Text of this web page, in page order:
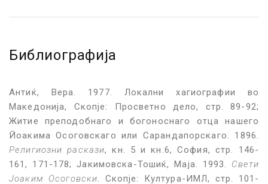
Библиографија
Антиќ, Вера. 1977. Локални хагиографии во
Македонија, Скопје: Просветно дело, стр. 89-92;
Житие преподобнаго и богоноснаго отца нашего
Йоакима Осоговскаго или Сарандапорскаго. 1896.
Религиозни раскази, кн. 5 и кн.6, София, стр. 146-
161, 171-178; Јакимовска-Тошиќ, Маја. 1993. Свети
Јоаким Осоговски . Скопје: Култура-ИМЛ, стр. 101-